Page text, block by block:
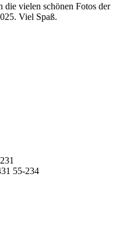
vielen schönen Fotos der
Viel Spaß.
55-234